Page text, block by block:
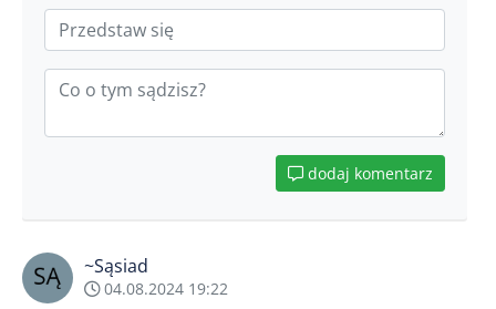
dodaj komentarz
~Sąsiad
04.08.2024 19:22